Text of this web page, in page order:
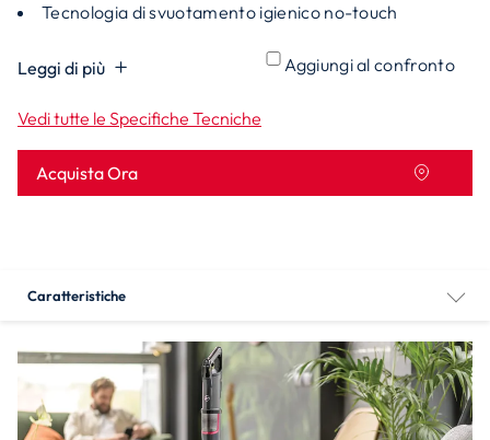
Tecnologia di svuotamento igienico no-touch
Leggi di più Aggiungi al confronto
Vedi tutte le Specifiche Tecniche
Acquista Ora
Caratteristiche